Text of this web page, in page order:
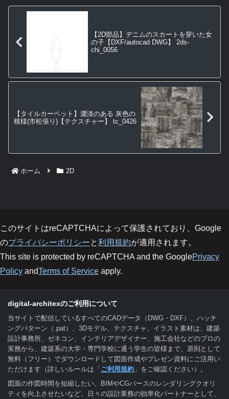
【2D部品】デニムのスカートを穿いた女
の子【DXF/autocad DWG】 2ds-
chi_0056
【タイルカーペット】濃淡のある 灰色の
模様(市松張り)【テクスチャー】 tc_0426
ホーム 2D
このサイトはreCAPTCHAによって保護されており、Google
のプライバシーポリシーと利用規約が適用されます。
This site is protected by reCAPTCHA and the GooglePrivacy
Policy andTerms of Service apply.
digital-architexのご利用について
当サイトで配信しているすべてのCADデータ（DWG・DXF）、ハッチ
ングパターン（.pat）、3Dモデル、テクスチャ、イラスト素材は、建築
設計事務所、ゼネコン、インテリアデザイナー、施工会社などのプロの
実務から、建築系の大学・専門学校に通う学生の皆様まで、原則として
無料（フリー）でダウンロードして図面作成やプレゼン資料にご活用い
ただけます（詳しいルールは「 ご利用規約 」をご確認ください）。
図面の作図時間を短縮したい、BIMやCGパースのレンダリングクオリ
ティを向上させたいなど、日々の設計業務の効率化パートナーとして、